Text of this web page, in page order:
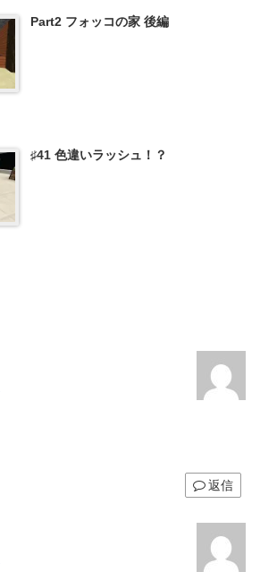
Part2 フォッコの家 後編
♯41 色違いラッシュ！？
返信